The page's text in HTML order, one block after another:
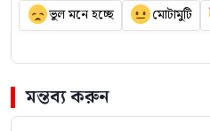
ভুল মনে হচ্ছে মোটামুটি
মন্তব্য করুন